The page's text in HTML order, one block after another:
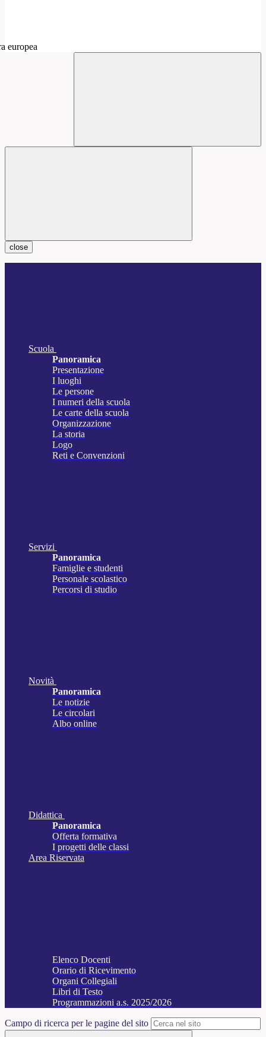
close
Scuola
Panoramica
Presentazione
I luoghi
Le persone
I numeri della scuola
Le carte della scuola
Organizzazione
La storia
Logo
Reti e Convenzioni
Servizi
Panoramica
Famiglie e studenti
Personale scolastico
Percorsi di studio
Novità
Panoramica
Le notizie
Le circolari
Albo online
Didattica
Panoramica
Offerta formativa
I progetti delle classi
Area Riservata
Elenco Docenti
Orario di Ricevimento
Organi Collegiali
Libri di Testo
Programmazioni a.s. 2025/2026
Campo di ricerca per le pagine del sito